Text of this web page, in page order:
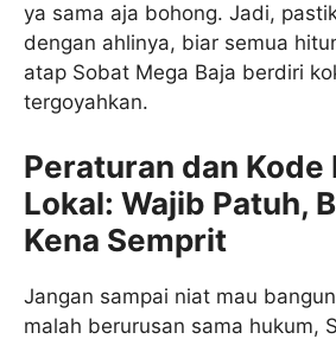
ya sama aja bohong. Jadi,
dengan ahlinya, biar semua
atap Sobat Mega Baja berdiri
tergoyahkan.
Peraturan dan Kode
Lokal: Wajib Patuh,
Kena Semprit
Jangan sampai niat mau
malah berurusan sama hukum,